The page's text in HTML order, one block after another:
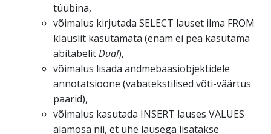
tüübina,
võimalus kirjutada SELECT lauset ilma FROM
klauslit kasutamata (enam ei pea kasutama
abitabelitDual),
võimalus lisada andmebaasiobjektidele
annotatsioone (vabatekstilised võti-väärtus
paarid),
võimalus kasutada INSERT lauses VALUES
alamosa nii, et ühe lausega lisatakse